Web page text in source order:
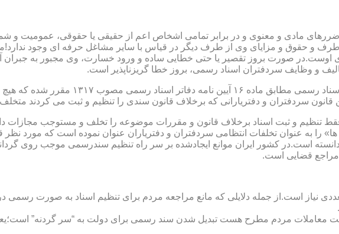
مادی و معنوی و در برابر تمامی اشخاص اعم از حقیقی یا حقوقی، عمومیت و
و حقوق و مزایای وی از طرف دیگر در قیاس با سایر مشاغل حرفه ای وجود
اوست.در صورت بروز تقصیر یا حتی خطایی ساده و ورود خسارت، وی مجبور به جبران
و وظایف سردفتران اسناد رسمی، بروز خطا گریزناپذیر است.
مبحث سوم): موانع موجود برای تنظیم
قانون سردفتران و دفتریارانی که برخلاف قانون سندی را تنظیم و ثبت می کردند
را به عنوان تخلفات انتظامی سردفتران و دفتریاران عنوان نموده است که مورد
است.در کشور ایران موانع ایجادشده بر سر راه تنظیم سندرسمی موجب روی
قضایی است.
نیاز است.از جمله دلایلی که مانع مراجعه مردم برای تنظیم اسناد به صورت
معاملات مردم مطرح هست تبدیل شدن سند رسمی برای دولت به “سر گردنه”